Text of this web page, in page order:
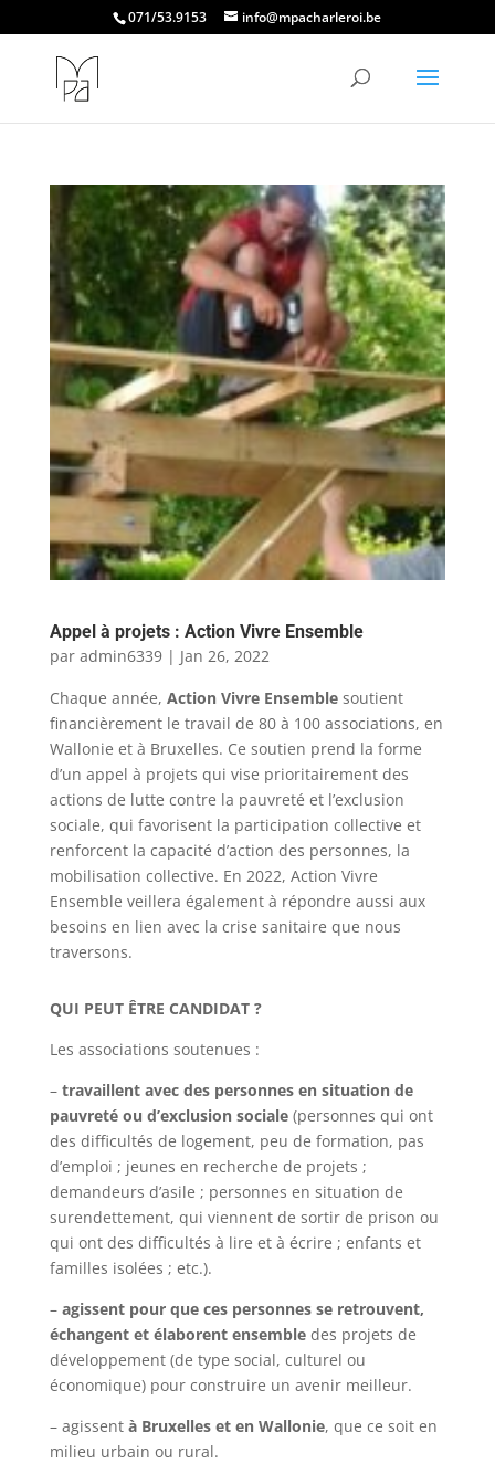
071/53.9153 info@mpacharleroi.be
Appel à projets : Action Vivre Ensemble
par admin6339| Jan 26, 2022
Chaque année, Action Vivre Ensemblesoutient
financièrement le travail de 80 à 100 associations, en
Wallonie et à Bruxelles. Ce soutien prend la forme
d’un appel à projets qui vise prioritairement des
actions de lutte contre la pauvreté et l’exclusion
sociale, qui favorisent la participation collective et
renforcent la capacité d’action des personnes, la
mobilisation collective. En 2022, Action Vivre
Ensemble veillera également à répondre aussi aux
besoins en lien avec la crise sanitaire que nous
traversons.
QUI PEUT ÊTRE CANDIDAT ?
Les associations soutenues :
– travaillent avec des personnes en situation de
pauvreté ou d’exclusion sociale (personnes qui ont
des difficultés de logement, peu de formation, pas
d’emploi ; jeunes en recherche de projets ;
demandeurs d’asile ; personnes en situation de
surendettement, qui viennent de sortir de prison ou
qui ont des difficultés à lire et à écrire ; enfants et
familles isolées ; etc.).
– agissent pour que ces personnes se retrouvent,
échangent et élaborent ensembledes projets de
développement (de type social, culturel ou
économique) pour construire un avenir meilleur.
– agissent à Bruxelles et en Wallonie, que ce soit en
milieu urbain ou rural.